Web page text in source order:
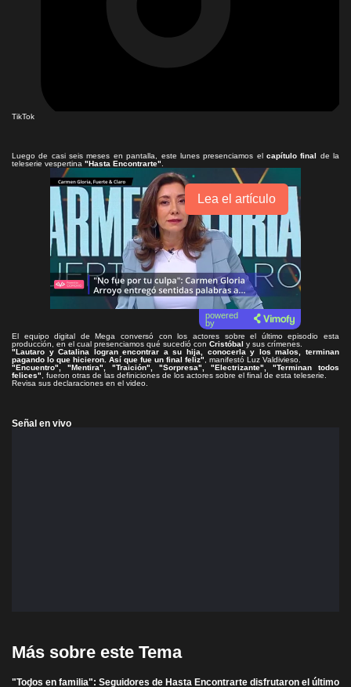
TikTok
Luego de casi seis meses en pantalla, este lunes presenciamos el capítulo final de la
teleserie vespertina "Hasta Encontrarte"
Lea el artículo
powered
by
El equipo digital de Mega conversó con los actores sobre el último episodio esta
producción, en el cual presenciamos qué sucedió con Cristóbal y sus crímenes.
"Lautaro y Catalina logran encontrar a su hija, conocerla y los malos, terminan
pagando lo que hicieron. Así que fue un final feliz" , manifestó Luz Valdivieso.
"Encuentro", "Mentira", "Traición", "Sorpresa", "Electrizante", "Terminan todos
felices" , fueron otras de las definiciones de los actores sobre el final de esta teleserie.
Revisa sus declaraciones en el video.
Señal en vivo
Más sobre este Tema
"Todos en familia": Seguidores de Hasta Encontrarte disfrutaron el último